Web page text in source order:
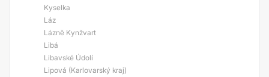
Kyselka
Láz
Lázně Kynžvart
Libá
Libavské Údolí
Lipová (Karlovarský kraj)